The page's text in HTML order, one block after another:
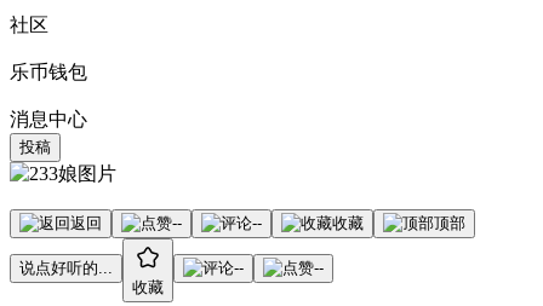
社区
乐币钱包
消息中心
投稿
返回 -- -- 收藏 顶部
说点好听的...
收藏
-- --